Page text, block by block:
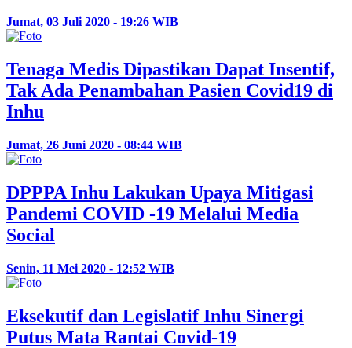
Jumat, 03 Juli 2020 - 19:26 WIB
Tenaga Medis Dipastikan Dapat Insentif,
Tak Ada Penambahan Pasien Covid19 di
Inhu
Jumat, 26 Juni 2020 - 08:44 WIB
DPPPA Inhu Lakukan Upaya Mitigasi
Pandemi COVID -19 Melalui Media
Social
Senin, 11 Mei 2020 - 12:52 WIB
Eksekutif dan Legislatif Inhu Sinergi
Putus Mata Rantai Covid-19